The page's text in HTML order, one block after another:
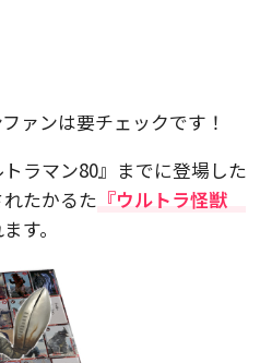
ァンは要チェックです！
ラマン80』までに登場した
たかるた 『ウルトラ怪獣
す。